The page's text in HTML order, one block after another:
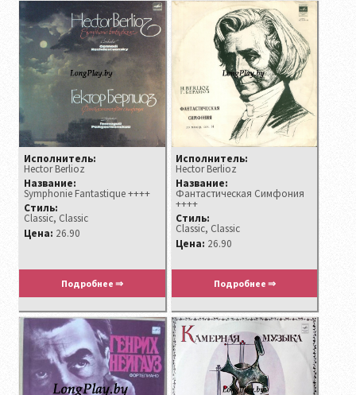
Исполнитель:
Hector Berlioz
Название:
Symphonie Fantastique ++++
Стиль:
Classic, Classic
Цена: 26.90
Подробнее ⇒
Исполнитель:
Hector Berlioz
Название:
Фантастическая Симфония
++++
Стиль:
Classic, Classic
Цена: 26.90
Подробнее ⇒